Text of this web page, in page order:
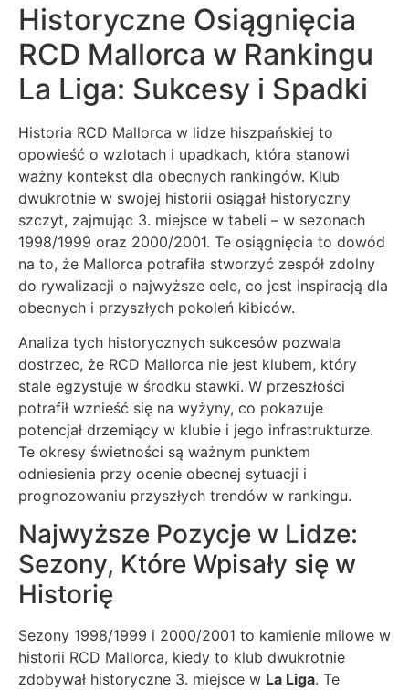
Historyczne Osiągnięcia
RCD Mallorca w Rankingu
La Liga: Sukcesy i Spadki
Historia RCD Mallorca w lidze hiszpańskiej to
opowieść o wzlotach i upadkach, która stanowi
ważny kontekst dla obecnych rankingów. Klub
dwukrotnie w swojej historii osiągał historyczny
szczyt, zajmując 3. miejsce w tabeli – w sezonach
1998/1999 oraz 2000/2001. Te osiągnięcia to dowód
na to, że Mallorca potrafiła stworzyć zespół zdolny
do rywalizacji o najwyższe cele, co jest inspiracją dla
obecnych i przyszłych pokoleń kibiców.
Analiza tych historycznych sukcesów pozwala
dostrzec, że RCD Mallorca nie jest klubem, który
stale egzystuje w środku stawki. W przeszłości
potrafił wznieść się na wyżyny, co pokazuje
potencjał drzemiący w klubie i jego infrastrukturze.
Te okresy świetności są ważnym punktem
odniesienia przy ocenie obecnej sytuacji i
prognozowaniu przyszłych trendów w rankingu.
Najwyższe Pozycje w Lidze:
Sezony, Które Wpisały się w
Historię
Sezony 1998/1999 i 2000/2001 to kamienie milowe w
historii RCD Mallorca, kiedy to klub dwukrotnie
zdobywał historyczne 3. miejsce w La Liga. Te